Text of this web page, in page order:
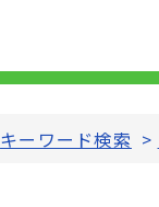
キーワード検索 >